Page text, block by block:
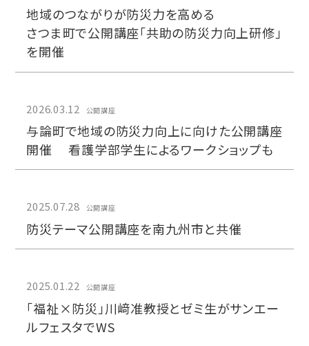
地域のつながりが防災力を高める
さつま町で公開講座「共助の防災力向上研修」
を開催
2026.03.12 公開講座
与論町で地域の防災力向上に向けた公開講座
開催 看護学部学生によるワークショップも
2025.07.28 公開講座
防災テーマ公開講座を南九州市と共催
2025.01.22 公開講座
「福祉×防災」川﨑准教授とゼミ生がサンエー
ルフェスタでWS